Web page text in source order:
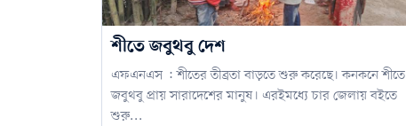
শীতে জবুথবু দেশ
এফএনএস : শীতের তীব্রতা বাড়তে শুরু করেছে। কনকনে শীতে
জবুথবু প্রায় সারাদেশের মানুষ। এরইমধ্যে চার জেলায় বইতে
শুরু...